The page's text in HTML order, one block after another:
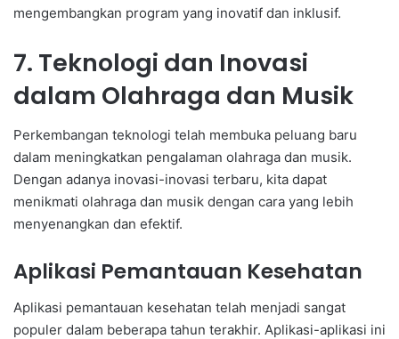
mengembangkan program yang inovatif dan inklusif.
7. Teknologi dan Inovasi
dalam Olahraga dan Musik
Perkembangan teknologi telah membuka peluang baru
dalam meningkatkan pengalaman olahraga dan musik.
Dengan adanya inovasi-inovasi terbaru, kita dapat
menikmati olahraga dan musik dengan cara yang lebih
menyenangkan dan efektif.
Aplikasi Pemantauan Kesehatan
Aplikasi pemantauan kesehatan telah menjadi sangat
populer dalam beberapa tahun terakhir. Aplikasi-aplikasi ini